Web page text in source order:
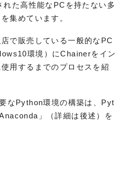
れた高性能なPCを持たない多
集めています。
で販売している一般的なPC
環境）にChainerをイン
用するまでのプロセスを紹
なPython環境の構築は、Pyt
」（詳細は後述）を